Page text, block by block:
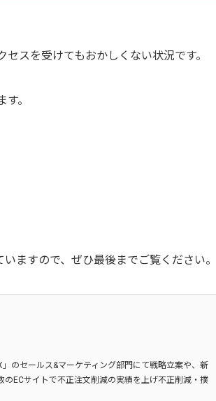
スを受けてもおかしくない状況です。
。
ますので、ぜひ最後までご覧ください。
のセールス&マーケティング部門にて戦略立案や、新
ECサイトで不正注文削減の実績を上げ不正削減・撲